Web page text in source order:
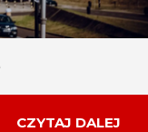
CZYTAJ DALEJ